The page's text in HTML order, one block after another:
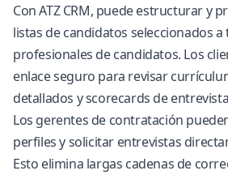
Con ATZ CRM, puede estructurar y
listas de candidatos seleccionados a
profesionales de candidatos. Los
enlace seguro para revisar
detallados y scorecards de
Los gerentes de contratación
perfiles y solicitar entrevistas
Esto elimina largas cadenas de